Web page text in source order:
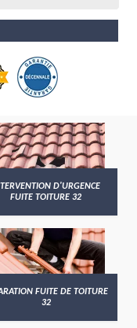
D'URGENCE
FUITE TOITURE 32
FUITE DE TOITURE
32